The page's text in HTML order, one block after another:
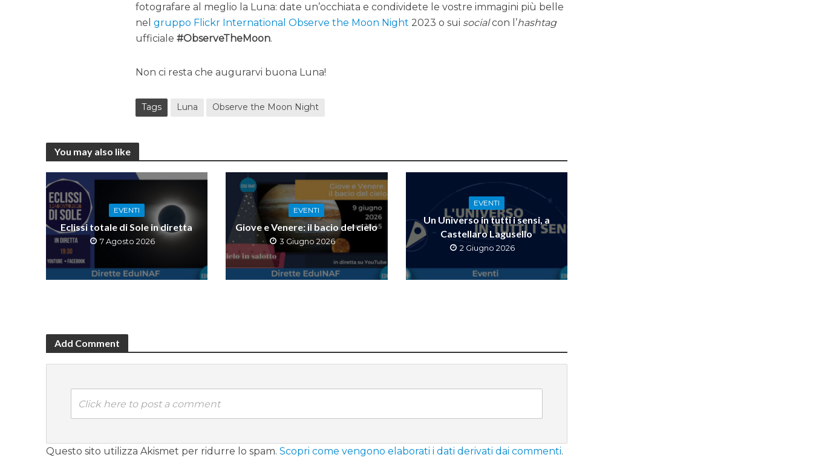
fotografare al meglio la Luna: date un’occhiata e condividete le vostre immagini più belle
nelgruppo Flickr International Observe the Moon Night 2023 o sui socialcon l’hashtag
ufficiale#ObserveTheMoon.
Non ci resta che augurarvi buona Luna!
Tags Luna Observe the Moon Night
You may also like
EVENTI
Eclissi totale di Sole in diretta
7 Agosto 2026
EVENTI
Giove e Venere: il bacio del cielo
3 Giugno 2026
EVENTI
Un Universo in tutti i sensi, a
Castellaro Lagusello
2 Giugno 2026
Add Comment
Click here to post a comment
Questo sito utilizza Akismet per ridurre lo spam. Scopri come vengono elaborati i dati derivati dai commenti.